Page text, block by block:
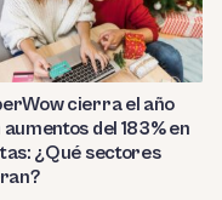
cierra el año
aumentos del 183% en
¿Qué sectores